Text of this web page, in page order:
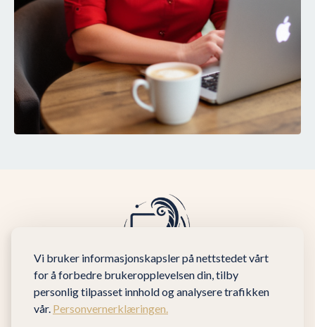
Vi bruker informasjonskapsler på nettstedet vårt
for å forbedre brukeropplevelsen din, tilby
personlig tilpasset innhold og analysere trafikken
vår. Personvernerklæringen.